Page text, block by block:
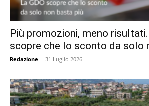
Più promozioni, meno risultati.
scopre che lo sconto da solo
Redazione - 31 Luglio 2026